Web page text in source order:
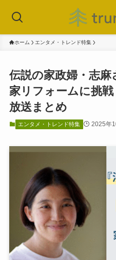
ホーム エンタメ・トレンド特集
伝説の家政婦・志麻
家リフォームに挑
放送まとめ
エンタメ・トレンド特集 2025年